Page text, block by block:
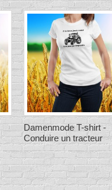
Damenmode T-shirt -
Conduire un tracteur